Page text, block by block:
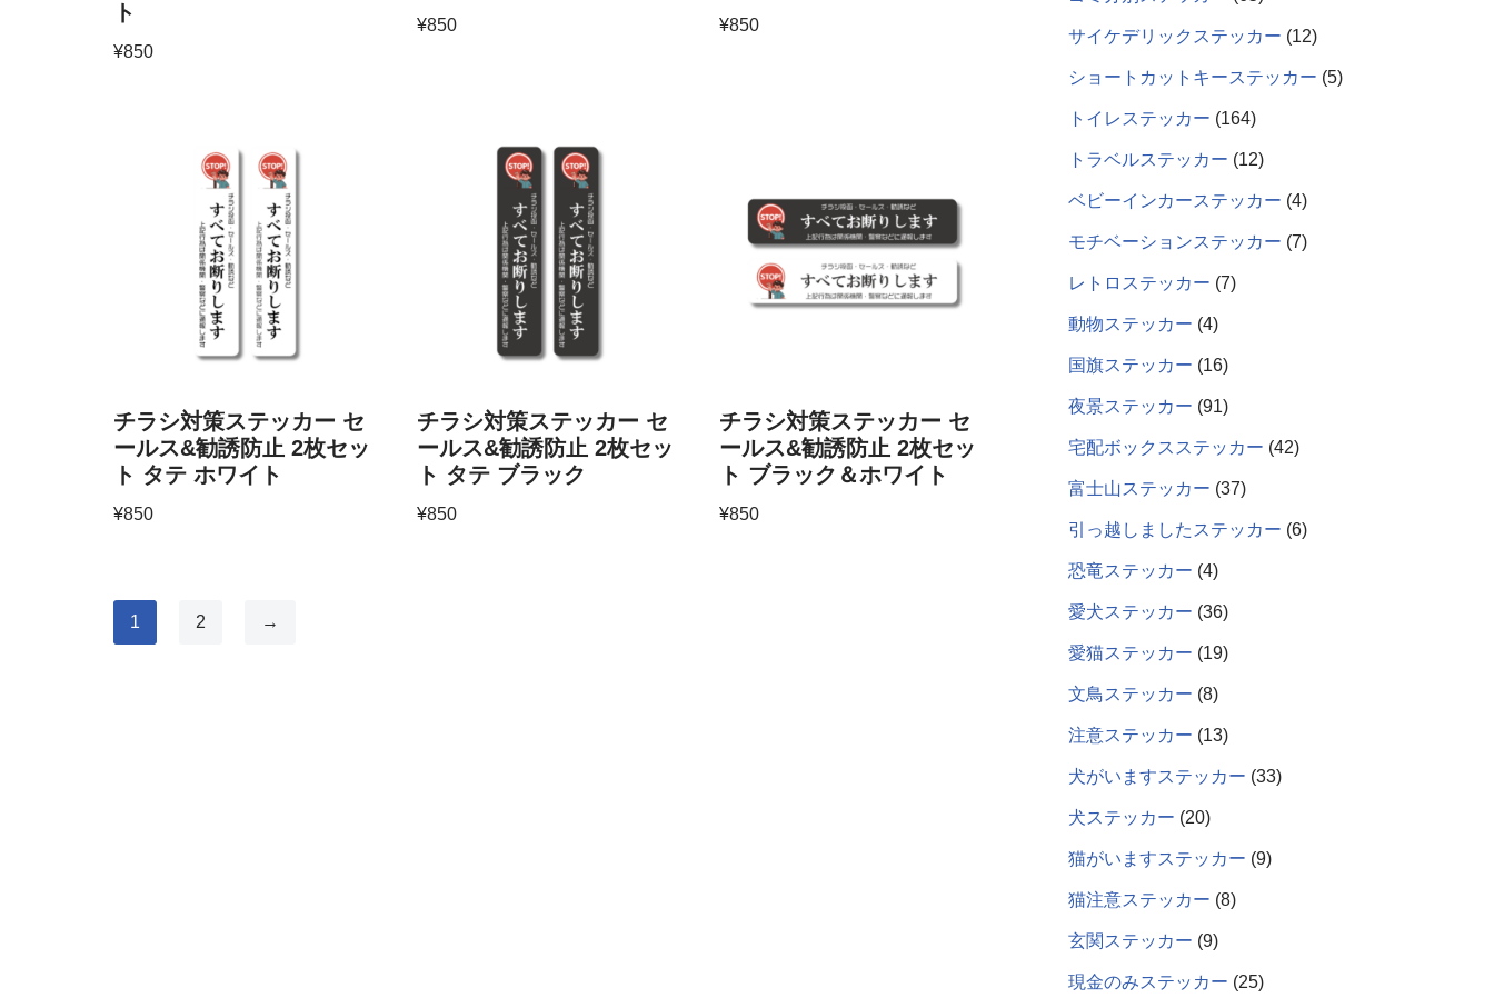
ト
¥850
¥850 ¥850
チラシ対策ステッカー セ
ールス&勧誘防止 2枚セッ
ト タテ ホワイト
¥850
チラシ対策ステッカー セ
ールス&勧誘防止 2枚セッ
ト タテ ブラック
¥850
チラシ対策ステッカー セ
ールス&勧誘防止 2枚セッ
ト ブラック＆ホワイト
¥850
1 2 →
サイケデリックステッカー 12
ショートカットキーステッカー 5
トイレステッカー 164
トラベルステッカー 12
ベビーインカーステッカー 4
モチベーションステッカー 7
レトロステッカー 7
動物ステッカー 4
国旗ステッカー 16
夜景ステッカー 91
宅配ボックスステッカー 42
富士山ステッカー 37
引っ越しましたステッカー 6
恐竜ステッカー 4
愛犬ステッカー 36
愛猫ステッカー 19
文鳥ステッカー 8
注意ステッカー 13
犬がいますステッカー 33
犬ステッカー 20
猫がいますステッカー 9
猫注意ステッカー 8
玄関ステッカー 9
現金のみステッカー 25